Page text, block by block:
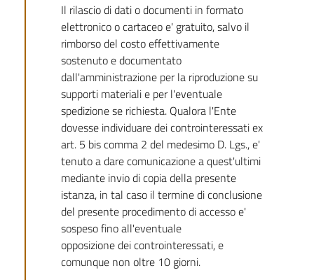
Il rilascio di dati o documenti in formato
elettronico o cartaceo e' gratuito, salvo il
rimborso del costo effettivamente
sostenuto e documentato
dall'amministrazione per la riproduzione su
supporti materiali e per l'eventuale
spedizione se richiesta. Qualora l'Ente
dovesse individuare dei controinteressati ex
art. 5 bis comma 2 del medesimo D. Lgs., e'
tenuto a dare comunicazione a quest'ultimi
mediante invio di copia della presente
istanza, in tal caso il termine di conclusione
del presente procedimento di accesso e'
sospeso fino all'eventuale
opposizione dei controinteressati, e
comunque non oltre 10 giorni.